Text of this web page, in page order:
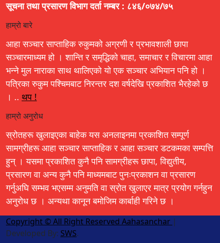
सूचना तथा प्रसारण विभाग दर्ता नम्बर : ८४६/०७४/७५
हाम्रो बारे
आहा सञ्चार साप्ताहिक रुकुमको अग्रणी र प्रभावशाली छापा
सञ्चारमाध्यम हो । शान्ति र समृद्धिको चाहा, समाचार र विचारमा आहा
भन्ने मुल नाराका साथ थालिएको यो एक सञ्चार अभियान पनि हो ।
पत्रिका रुकुम पश्चिमबाट निरन्तर दश वर्षदेखि प्रकाशित भैरहेको छ
। .. थप !
हाम्रो अनुरोध
स्रोतहरू खुलाइएका बाहेक यस अनलाइनमा प्रकाशित सम्पूर्ण
सामग्रीहरू आहा सञ्चार साप्ताहिक र आहा सञ्चार डटकमका सम्पत्ति
हुन् । यसमा प्रकाशित कुनै पनि सामग्रीहरू छापा, विद्युतीय,
प्रसारण वा अन्य कुनै पनि माध्यमबाट पुनःप्रकाशन वा प्रसारण
गर्नुअघि सम्भव भएसम्म अनुमति वा स्रोत खुलाएर मात्र प्रयोग गर्नहुन
अनुरोध छ । अन्यथा कानून बमोजिम कार्बाही गरिने छ ।
Copyright © All Right Reserved Aahasanchar |
Developed By: SWS.